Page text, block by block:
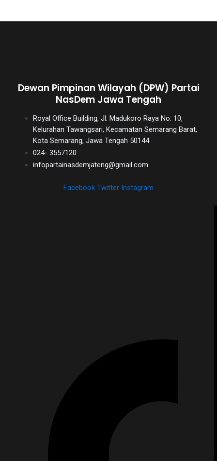
Dewan Pimpinan Wilayah (DPW) Partai
NasDem Jawa Tengah
Royal Office Building, Jl. Madukoro Raya No. 10,
Kelurahan Tawangsari, Kecamatan Semarang Barat,
Kota Semarang, Jawa Tengah 50144
024- 3557120
infopartainasdemjateng@gmail.com
Facebook Twitter Instagram